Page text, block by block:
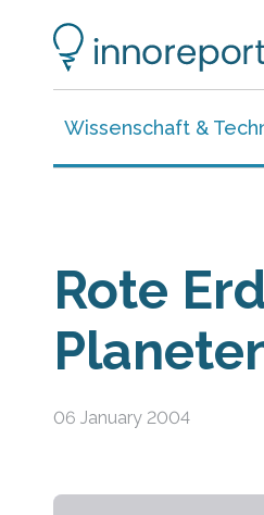
Wissenschaft &
Rote
06 January 2004